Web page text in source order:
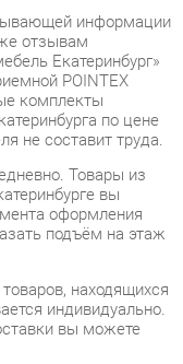
не составит труда.
Товары из
вы
оформления
подъём на этаж
находящихся
индивидуально.
вы можете
а также в
вы можете
отказе от покупки.
комплекты
Если Вы